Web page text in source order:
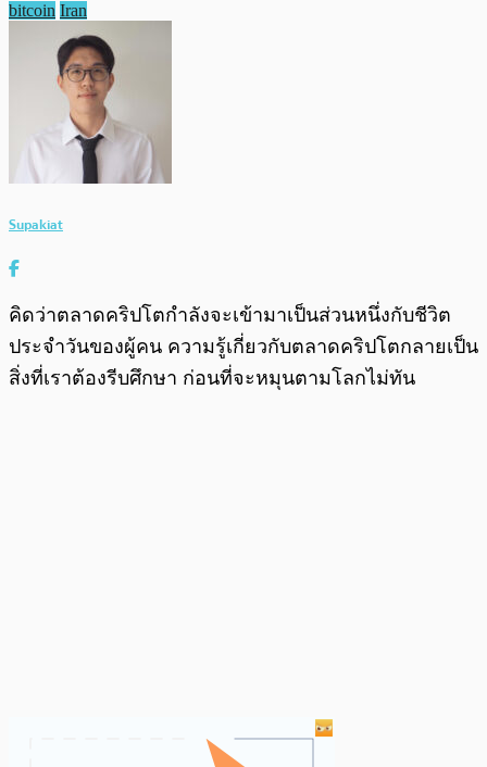
bitcoin Iran
Supakiat
คิดว่าตลาดคริปโตกำลังจะเข้ามาเป็นส่วนหนึ่งกับชีวิต
ประจำวันของผู้คน ความรู้เกี่ยวกับตลาดคริปโตกลายเป็น
สิ่งที่เราต้องรีบศึกษา ก่อนที่จะหมุนตามโลกไม่ทัน